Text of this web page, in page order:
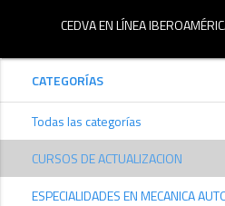
CEDVA EN LÍNEA
CATEGORÍAS
Todas las categorías
CURSOS DE ACTUALIZACION
ESPECIALIDADES EN MECANICA